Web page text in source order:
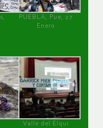
PUEBLA, Pue, 27
Enero
Valle del Elqui